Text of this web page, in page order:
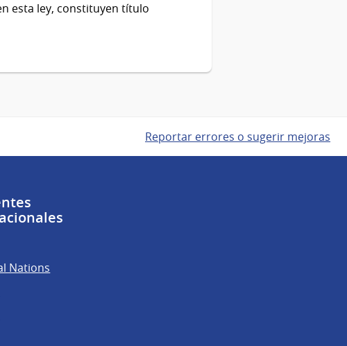
esta ley, constituyen título
Reportar errores o sugerir mejoras
Nations